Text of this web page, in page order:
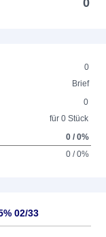
0
0
Brief
0
für 0 Stück
0 / 0%
0 / 0%
02/33